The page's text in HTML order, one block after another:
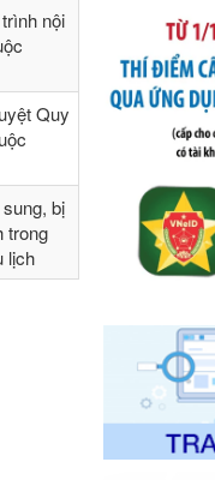
nội
Quy
bị
trong
lịch
Tên:
của Chính
số điều và
hướng
ngoại
Ngày ban
Số kí
Tên:
của Bộ
87/2019/
năm
chính
vi phạm
kho bạc
Ngày ban
Số kí
Tên: Nghị